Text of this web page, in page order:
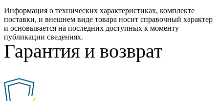
Информация о технических характеристиках, комплекте
поставки, и внешнем виде товара носит справочный характер
и основывается на последних доступных к моменту
публикации сведениях.
Гарантия и возврат